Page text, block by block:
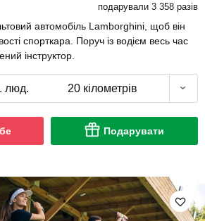
подарували 3 358 разів
автомобіль Lamborghini, щоб він
спорткара. Поруч із водієм весь час
інструктор.
люд. 20 кілометрів
Подарувати